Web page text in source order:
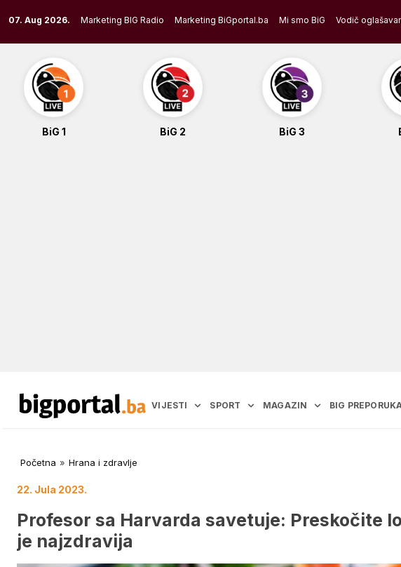
to
content
07. Aug 2026. Marketing BIG Radio Marketing BiGportal.ba Mi smo BiG Vodič
BiG 1 BiG 2 BiG 3
VIJESTI SPORT MAGAZIN BIG
Početna » Hrana i zdravlje
22. Jula 2023.
Profesor sa Harvarda savetuje: Preskočite
je najzdravija